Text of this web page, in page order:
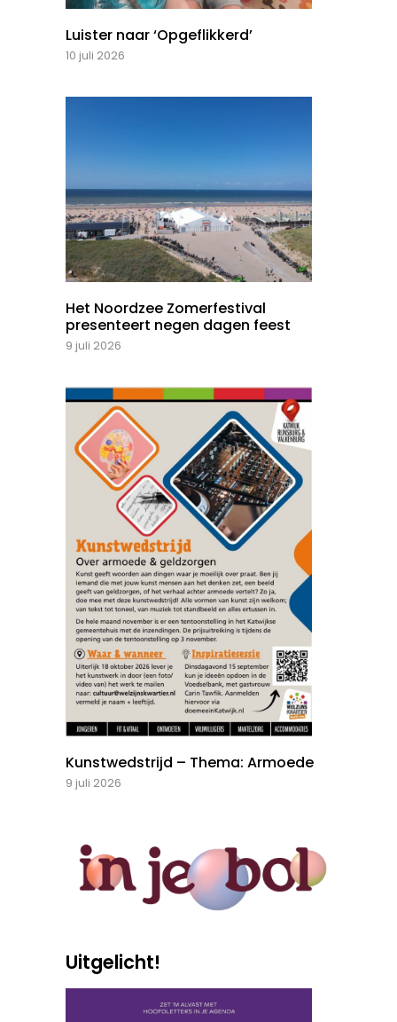
Luister naar ‘Opgeflikkerd’
10 juli 2026
Het Noordzee Zomerfestival
presenteert negen dagen feest
9 juli 2026
Kunstwedstrijd – Thema: Armoede
9 juli 2026
Uitgelicht!